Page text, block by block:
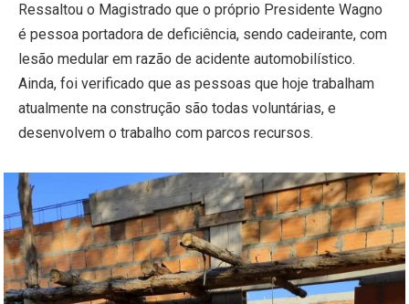
Ressaltou o Magistrado que o próprio Presidente Wagno
é pessoa portadora de deficiência, sendo cadeirante, com
lesão medular em razão de acidente automobilístico.
Ainda, foi verificado que as pessoas que hoje trabalham
atualmente na construção são todas voluntárias, e
desenvolvem o trabalho com parcos recursos.